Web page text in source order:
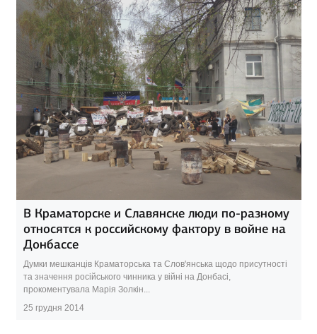
В Краматорске и Славянске люди по-разному
относятся к российскому фактору в войне на
Донбассе
Думки мешканців Краматорська та Слов'янська щодо присутності
та значення російського чинника у війні на Донбасі,
прокоментувала Марія Золкін...
25 грудня 2014